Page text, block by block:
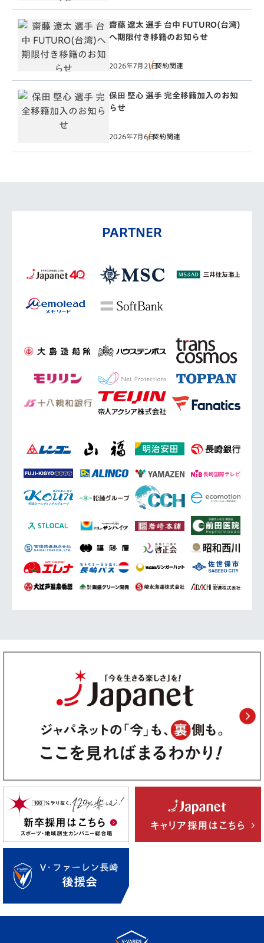
齋藤 遼太 選手 台中 FUTURO(台湾)
へ期限付き移籍のお知らせ
2026年7月21日契約関連
保田 堅心 選手 完全移籍加入のお知
らせ
2026年7月6日契約関連
PARTNER